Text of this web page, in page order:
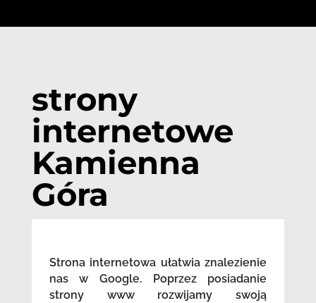
strony
internetowe
Kamienna
Góra
Strona internetowa ułatwia znalezienie
nas w Google. Poprzez posiadanie
strony www rozwijamy swoją